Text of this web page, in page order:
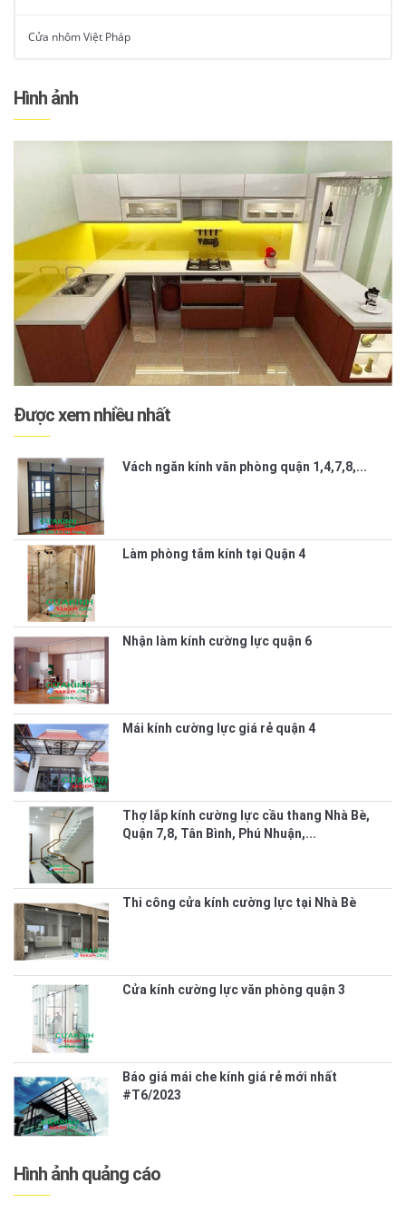
Cửa nhôm Việt Pháp
Hình ảnh
Được xem nhiều nhất
Vách ngăn kính văn phòng quận 1,4,7,8,...
Làm phòng tắm kính tại Quận 4
Nhận làm kính cường lực quận 6
Mái kính cường lực giá rẻ quận 4
Thợ lắp kính cường lực cầu thang Nhà Bè,
Quận 7,8, Tân Bình, Phú Nhuận,...
Thi công cửa kính cường lực tại Nhà Bè
Cửa kính cường lực văn phòng quận 3
Báo giá mái che kính giá rẻ mới nhất
#T6/2023
Hình ảnh quảng cáo